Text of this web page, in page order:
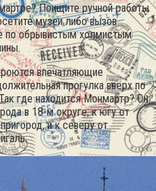
Поищите ручной работы
музеи либо вызов
по обрывистым холмистым
впечатляющие
прогулка вверх по
где находится Монмартр? Он
в 18-м округе, к югу от
и к северу от